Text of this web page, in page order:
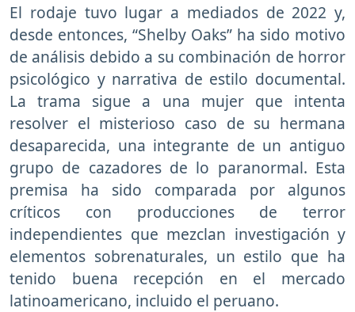
El rodaje tuvo lugar a mediados de 2022 y,
desde entonces, “Shelby Oaks” ha sido motivo
de análisis debido a su combinación de horror
psicológico y narrativa de estilo documental.
La trama sigue a una mujer que intenta
resolver el misterioso caso de su hermana
desaparecida, una integrante de un antiguo
grupo de cazadores de lo paranormal. Esta
premisa ha sido comparada por algunos
críticos con producciones de terror
independientes que mezclan investigación y
elementos sobrenaturales, un estilo que ha
tenido buena recepción en el mercado
latinoamericano, incluido el peruano.